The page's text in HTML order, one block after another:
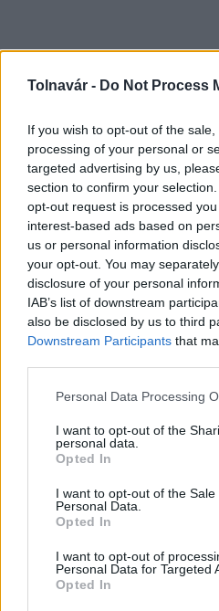
Tolnavár - Do Not Process
If you wish to opt-out of the
processing of your personal or
targeted advertising by us,
section to confirm your
opt-out request is processed
interest-based ads based on
us or personal information
your opt-out. You may
disclosure of your personal
IAB’s list of downstream
also be disclosed by us to third
Downstream Participants that
Please note that this website/
not limited to your visit or usage
grant or deny consent to
use your data for below
consent section.
Personal Data Processing
I want to opt-out of the
personal data.
Opted In
I want to opt-out of the Sale
Personal Data.
Opted In
I want to opt-out of
Personal Data for Targeted
Opted In
MAGYAR ÉPÍTŐK
Másfélszeresére bővítik
református iskoláját
A Szőnyi Benjámin Általános
kivitelezheti; a munkák csaknem
Látványos
Flórián téri